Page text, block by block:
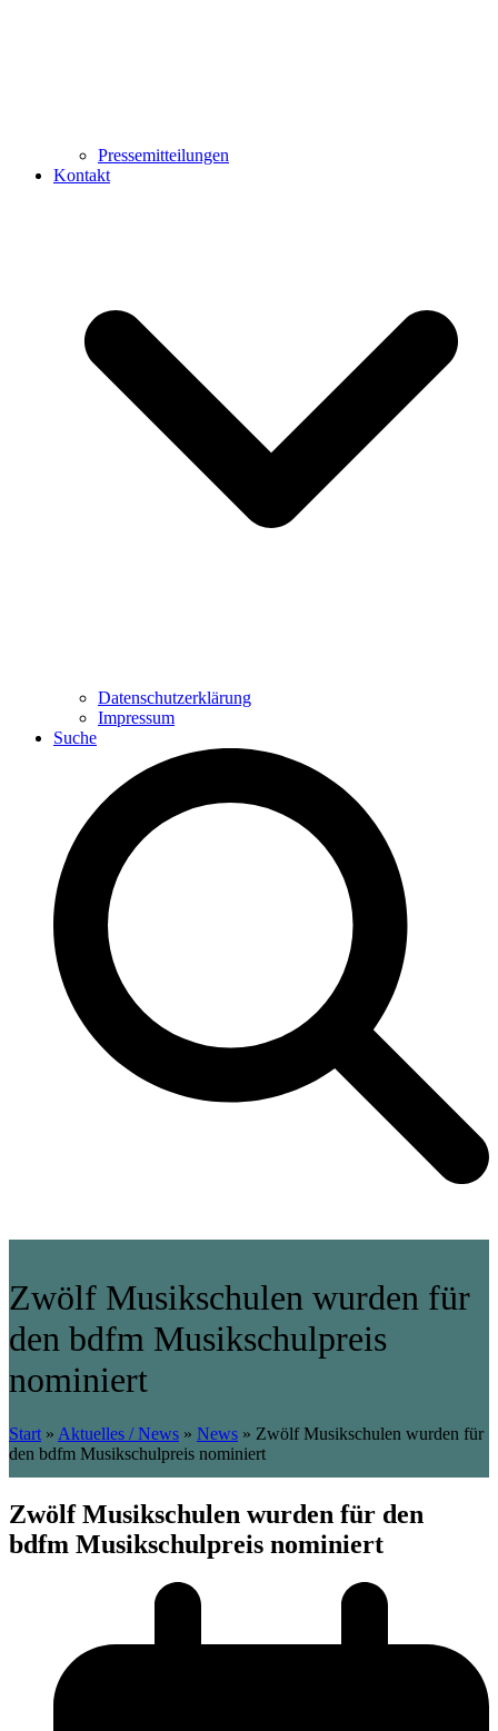
Pressemitteilungen
Kontakt
Datenschutzerklärung
Impressum
Suche
Zwölf Musikschulen wurden für
den bdfm Musikschulpreis
nominiert
Start » Aktuelles / News » News » Zwölf Musikschulen wurden für
den bdfm Musikschulpreis nominiert
Zwölf Musikschulen wurden für den
bdfm Musikschulpreis nominiert